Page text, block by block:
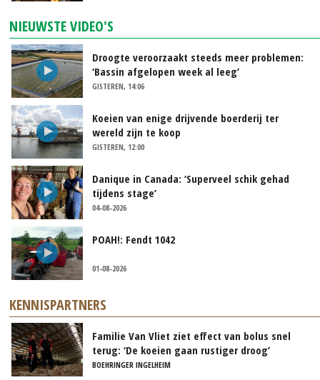
NIEUWSTE VIDEO'S
Droogte veroorzaakt steeds meer problemen:
‘Bassin afgelopen week al leeg’
GISTEREN, 14:06
Koeien van enige drijvende boerderij ter
wereld zijn te koop
GISTEREN, 12:00
Danique in Canada: ‘Superveel schik gehad
tijdens stage’
04-08-2026
POAH!: Fendt 1042
01-08-2026
KENNISPARTNERS
Familie Van Vliet ziet effect van bolus snel
terug: ‘De koeien gaan rustiger droog’
BOEHRINGER INGELHEIM